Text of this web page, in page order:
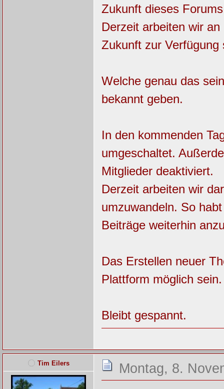
Zukunft dieses
Derzeit arbeiten wir
Zukunft zur Verfügung
Welche genau das
bekannt geben.
In den kommenden
umgeschaltet.
Mitglieder deaktiviert.
Derzeit arbeiten wir
umzuwandeln. So
Beiträge weiterhin
Das Erstellen neuer
Plattform möglich sein.
Bleibt gespannt.
Tim Eilers Montag, 8.